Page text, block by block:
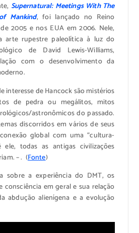
Supernatural: Meetings With The
Mankind, foi lançado no Reino
2005 e nos EUA em 2006. Nele,
arte rupestre paleolítica à luz do
de David Lewis-Williams,
com o desenvolvimento da
interesse de Hancock são mistérios
de pedra ou megálitos, mitos
astronômicos do passado.
discorridos em vários de seus
global com uma “cultura-
ele, todas as antigas civilizações
– . (Fonte)
sobre a experiência do DMT, os
consciência em geral e sua relação
abdução alienígena e a evolução